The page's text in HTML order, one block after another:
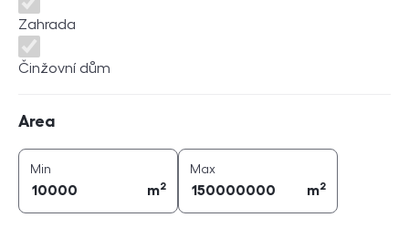
Zahrada
Činžovní dům
Area
Min
m2
Maxarea (
m2